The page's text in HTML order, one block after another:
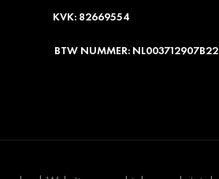
KVK: 82669554
BTW NUMMER: NL003712907B22